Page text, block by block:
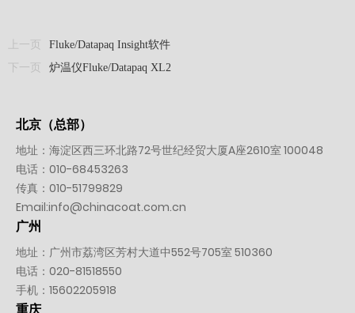
上一页
Fluke/Datapaq Insight软件
下一页
炉温仪Fluke/Datapaq XL2
北京（总部）
地址：海淀区西三环北路72号世纪经贸大厦A座2610室 100048
电话： 010-68453263
传真：010-51799829
Email:info@chinacoat.com.cn
广州
地址：广州市荔湾区芳村大道中552号705室 510360
电话： 020-81518550
手机： 15602205918